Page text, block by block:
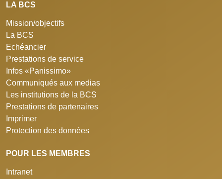
LA BCS
Mission/objectifs
La BCS
Echéancier
Prestations de service
Infos «Panissimo»
Communiqués aux medias
Les institutions de la BCS
Prestations de partenaires
Imprimer
Protection des données
POUR LES MEMBRES
Intranet